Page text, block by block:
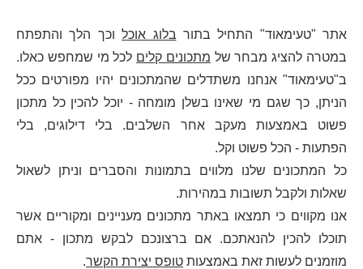
אתר "טעימאוד" התחיל בתור בלוג אוכלוכך הלך והתפתח
במטרה להציג מבחר של מתכונים קלים לכל מי שמחפש כאלו.
ב"טעימאוד" אנחנו משתדלים שהמתכונים יהיו מפורטים ככל
הניתן, כך שגם מי שאינו בשלן מומחה - יוכל להכין כל מתכון
פשוט באמצעות מעקב אחר השלבים. בלי דילוגים, בלי
הפתעות - הכל פשוט וקל.
כל המתכונים שלנו מלווים בתמונות והסברים וניתן לשאול
שאלות ולקבל תשובות במהירות.
אנו מקווים כי תמצאו באתר מתכונים מעניינים ומקוריים אשר
תוכלו להכין להנאתכם. אם ברצונכם לבקש מתכון - אתם
מוזמנים לעשות זאת באמצעות טופס יצירת הקשר.